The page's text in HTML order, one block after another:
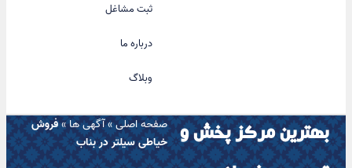
ثبت مشاغل
درباره ما
وبلاگ
بهترین مرکز پخش و
صفحه اصلی»آگهی ها»فروش
خیاطی سیلتر در بناب